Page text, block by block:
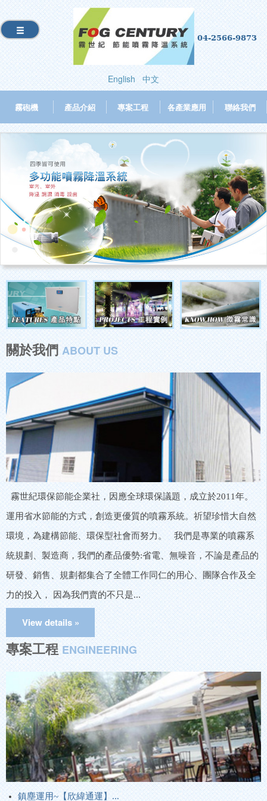
04-2566-9873
English 中文
霧砲機 產品介紹 專案工程 各產業應用 聯絡我們
關於我們ABOUT US
霧世紀環保節能企業社，因應全球環保議題，成立於2011年。
運用省水節能的方式，創造更優質的噴霧系統。祈望珍惜大自然
環境，為建構節能、環保型社會而努力。 我們是專業的噴霧系
統規劃、製造商，我們的產品優勢:省電、無噪音，不論是產品的
研發、銷售、規劃都集合了全體工作同仁的用心、團隊合作及全
力的投入， 因為我們賣的不只是...
專案工程ENGINEERING
鎮塵運用~【欣緯通運】...